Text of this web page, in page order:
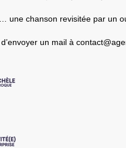
une chanson revisitée par un
un mail à